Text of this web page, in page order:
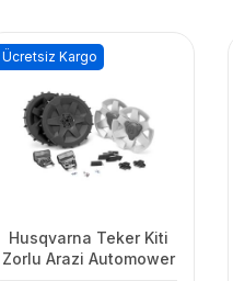
Husqvarna Teker Kiti
Zorlu Arazi Automower
Ücretsiz Kargo